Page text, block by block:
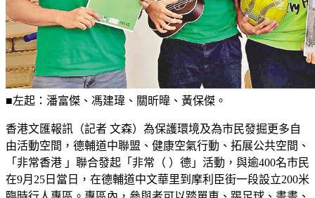
■左起：潘富傑、馮建瑋、關昕暐、黃保傑。
香港文匯報訊（記者 文森）為保護環境及為市民發掘更多自
由活動空間，德輔道中聯盟、健康空氣行動、拓展公共空間、
「非常香港 」聯合發起「非常（ ）德」活動，與逾400名市民
在9月25日當日，在德輔道中文華里到摩利臣街一段設立200米